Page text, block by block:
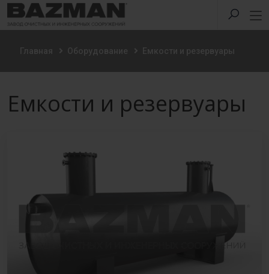
Главная Оборудование Емкости и резервуары
Емкости и резервуары